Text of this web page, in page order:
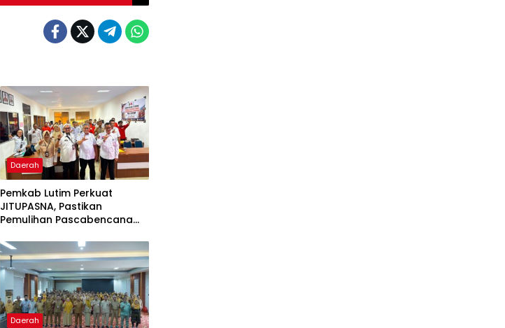
Daerah
Pemkab Lutim Perkuat
JITUPASNA, Pastikan
Pemulihan Pascabencana
Daerah